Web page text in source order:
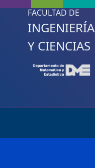
FACULTAD DE
INGENIERÍA
Y CIENCIAS